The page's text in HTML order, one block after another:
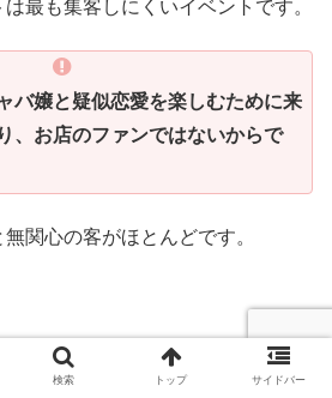
最も集客しにくいイベントです。
バ嬢と疑似恋愛を楽しむために来
、お店のファンではないからで
関心の客がほとんどです。
しです。
検索 トップ サイドバー